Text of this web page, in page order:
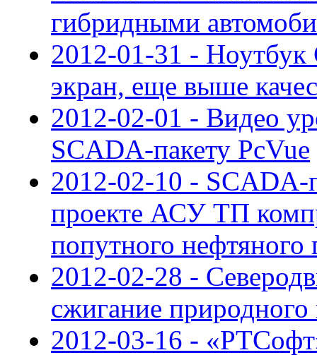
гибридными
2012-01-31 -
экран, еще выше
2012-02-01 - Видео
SCADA-пакету PcVue
2012-02-10 - SCADA-
проекте АСУ ТП
попутного нефтяного
2012-02-28 -
сжигание природного
2012-03-16 -